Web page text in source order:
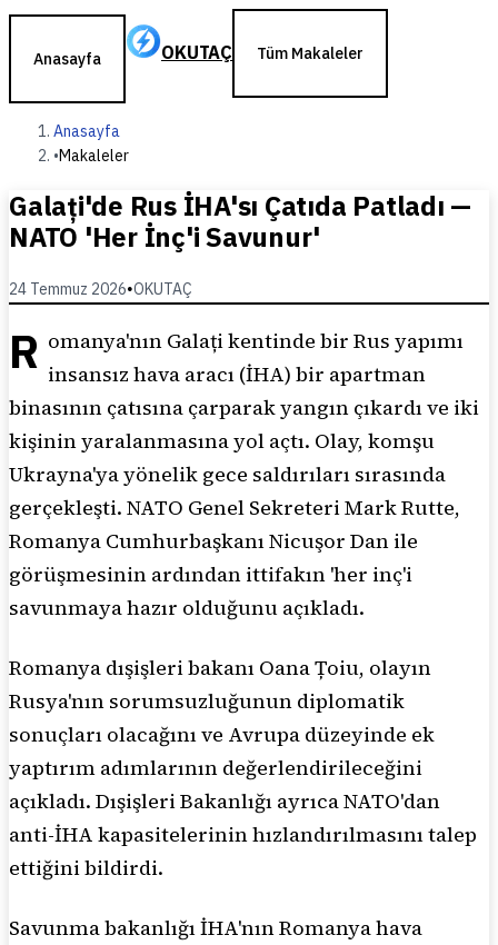
Anasayfa OKUTAÇ Tüm Makaleler
Anasayfa
•Makaleler
Galați'de Rus İHA'sı Çatıda Patladı —
NATO 'Her İnç'i Savunur'
24 Temmuz 2026•OKUTAÇ
R omanya'nın Galați kentinde bir Rus yapımı
insansız hava aracı (İHA) bir apartman
binasının çatısına çarparak yangın çıkardı ve iki
kişinin yaralanmasına yol açtı. Olay, komşu
Ukrayna'ya yönelik gece saldırıları sırasında
gerçekleşti. NATO Genel Sekreteri Mark Rutte,
Romanya Cumhurbaşkanı Nicuşor Dan ile
görüşmesinin ardından ittifakın 'her inç'i
savunmaya hazır olduğunu açıkladı.
Romanya dışişleri bakanı Oana Țoiu, olayın
Rusya'nın sorumsuzluğunun diplomatik
sonuçları olacağını ve Avrupa düzeyinde ek
yaptırım adımlarının değerlendirileceğini
açıkladı. Dışişleri Bakanlığı ayrıca NATO'dan
anti-İHA kapasitelerinin hızlandırılmasını talep
ettiğini bildirdi.
Savunma bakanlığı İHA'nın Romanya hava